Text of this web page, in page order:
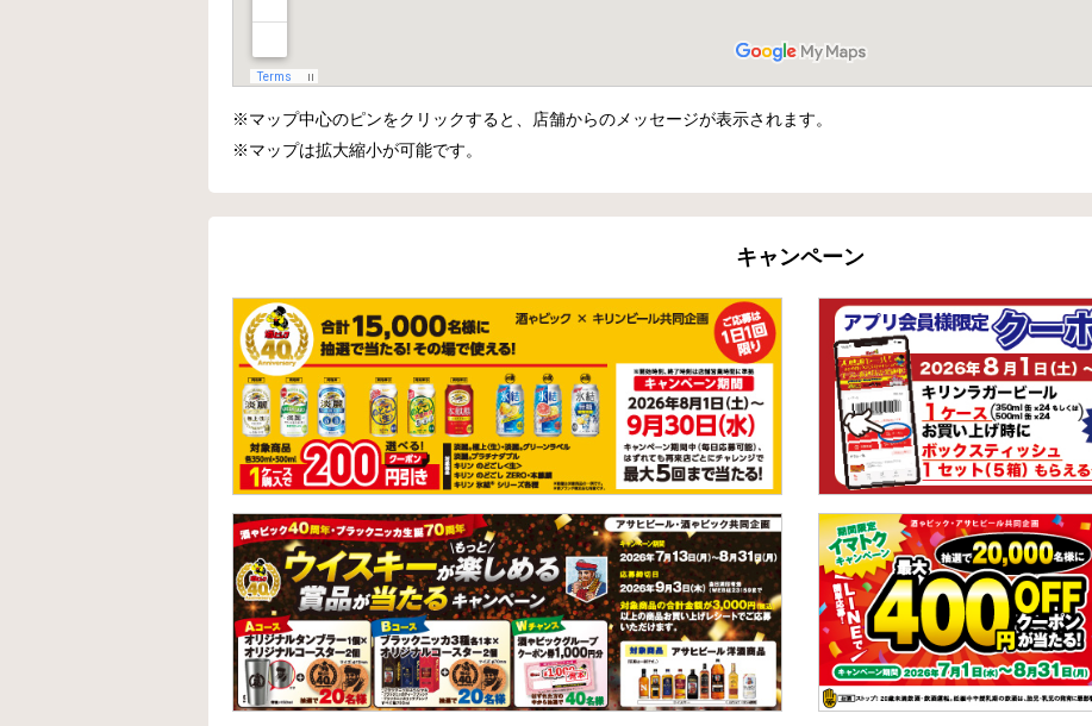
※マップ中心のピンをクリックすると、店舗からのメッセージが表示されます。
※マップは拡大縮小が可能です。
キャンペーン